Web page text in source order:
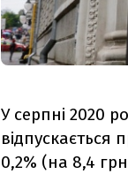
У серпні 2020
0,2% (на 8,4